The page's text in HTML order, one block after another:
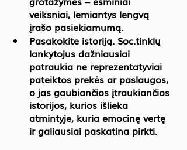
veiksniai, lemiantys lengvą
įrašo pasiekiamumą.
Pasakokite istoriją. Soc.tinklų
lankytojus dažniausiai
patraukia ne reprezentatyviai
pateiktos prekės ar paslaugos,
o jas gaubiančios įtraukiančios
istorijos, kurios išlieka
atmintyje, kuria emocinę vertę
ir galiausiai paskatina pirkti.